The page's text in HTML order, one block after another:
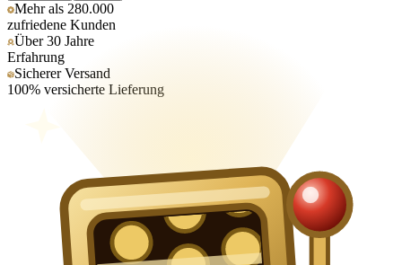
Mehr als 280.000
zufriedene Kunden
Über 30 Jahre
Erfahrung
Sicherer Versand
100% versicherte Lieferung